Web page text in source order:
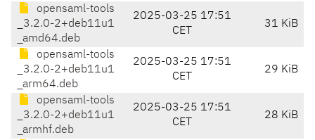
opensaml-tools
_3.2.0-2+deb11u1
_amd64.deb
2025-03-25 17:51
CET
31 KiB
opensaml-tools
_3.2.0-2+deb11u1
_arm64.deb
2025-03-25 17:51
CET
29 KiB
opensaml-tools
_3.2.0-2+deb11u1
_armhf.deb
2025-03-25 17:51
CET
28 KiB